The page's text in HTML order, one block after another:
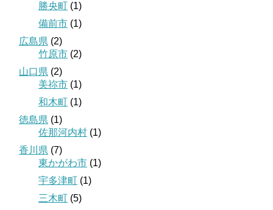
勝央町 (1)
備前市 (1)
広島県 (2)
竹原市 (2)
山口県 (2)
美祢市 (1)
和木町 (1)
徳島県 (1)
佐那河内村 (1)
香川県 (7)
東かがわ市 (1)
宇多津町 (1)
三木町 (5)